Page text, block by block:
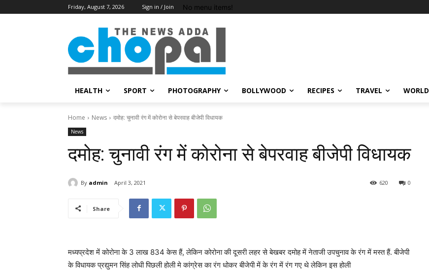
Friday, August 7, 2026 Sign in / Join No menu items!
HEALTH SPORT PHOTOGRAPHY BOLLYWOOD RECIPES TRAVEL WORLD
Home News दमोह: चुनावी रंग में कोरोना से बेपरवाह बीजेपी विधायक
News
दमोह: चुनावी रंग में कोरोना से बेपरवाह बीजेपी विधायक
By admin April 3, 2021 0
620
Share
मध्यप्रदेश में कोरोना के 3 लाख 834 केस हैं, लेकिन कोरोना की दूसरी लहर से बेखबर दमोह में नेताजी उपचुनाव के रंग में मस्त हैं. बीजेपी
के विधायक प्रद्युमन सिंह लोधी पिछली होली मे कांग्रेस का रंग धोकर बीजेपी में के रंग में रंग गए थे लेकिन इस होली